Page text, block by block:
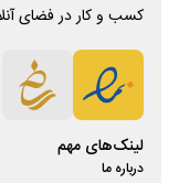
کسب و کار در فضای
لینک‌های مهم
درباره ما